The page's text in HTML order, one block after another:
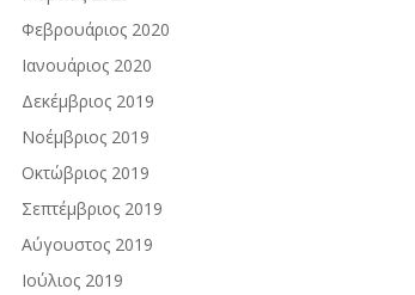
Φεβρουάριος 2020
Ιανουάριος 2020
Δεκέμβριος 2019
Νοέμβριος 2019
Οκτώβριος 2019
Σεπτέμβριος 2019
Αύγουστος 2019
Ιούλιος 2019